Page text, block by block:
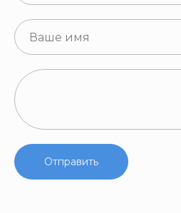
Отправить